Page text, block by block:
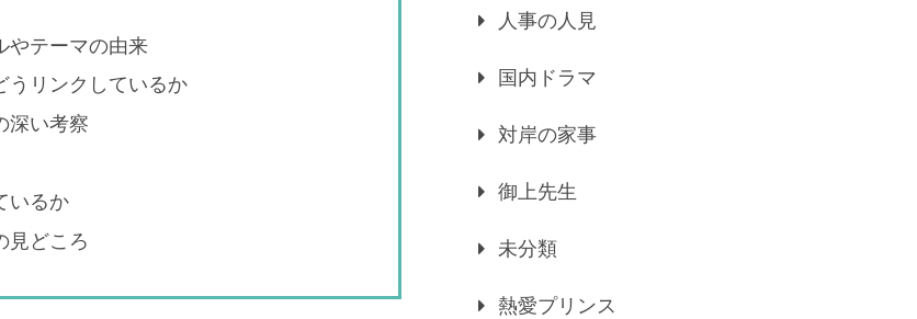
やテーマの由来
うリンクしているか
深い考察
いるか
見どころ
人事の人見
国内ドラマ
対岸の家事
御上先生
未分類
熱愛プリンス